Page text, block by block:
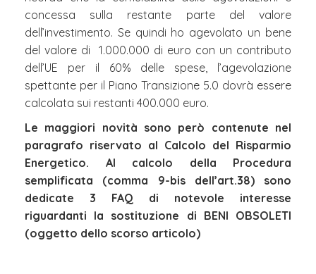
concessa sulla restante parte del valore
dell’investimento. Se quindi ho agevolato un bene
del valore di 1.000.000 di euro con un contributo
dell’UE per il 60% delle spese, l’agevolazione
spettante per il Piano Transizione 5.0 dovrà essere
calcolata sui restanti 400.000 euro.
Le maggiori novità sono però contenute nel
paragrafo riservato al Calcolo del Risparmio
Energetico. Al calcolo della Procedura
semplificata (comma 9-bis dell’art.38) sono
dedicate 3 FAQ di notevole interesse
riguardanti la sostituzione di BENI OBSOLETI
(oggetto dello scorso articolo)